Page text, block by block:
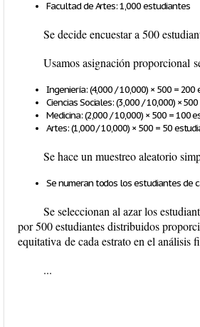
Facultad de Artes: 1,000 estudiantes
Se decide encuestar a 500
Usamosasignación proporcional
Ingeniería: (4,000 / 10,000) × 500 =200
Ciencias Sociales: (3,000 / 10,000) ×
Medicina: (2,000 / 10,000) × 500 =100
Artes: (1,000 / 10,000) × 500 = 50
Se hace un muestreo aleatorio
Se numeran todos los estudiantes de
Se seleccionan al azar los
por 500 estudiantes distribuidos
equitativa de cada estrato en el análisis
...